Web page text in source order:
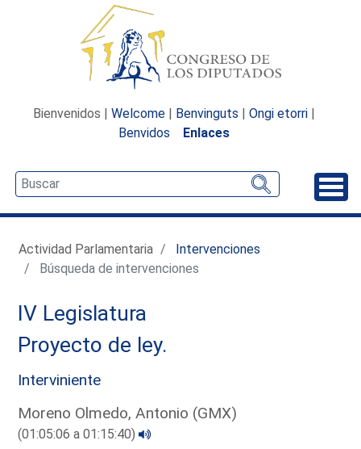
Bienvenidos | Welcome | Benvinguts | Ongi etorri |
Benvidos
Enlaces
Actividad Parlamentaria
Intervenciones
Búsqueda de intervenciones
IV Legislatura
Proyecto de ley.
Interviniente
Moreno Olmedo, Antonio (GMX)
(01:05:06 a 01:15:40)